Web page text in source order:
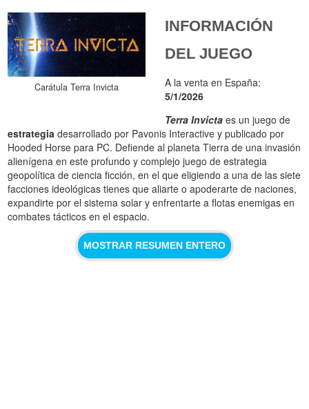
Carátula Terra Invicta
INFORMACIÓN
DEL JUEGO
A la venta en España:
5/1/2026
Terra Invicta es un juego de
estrategia desarrollado por Pavonis Interactive y publicado por
Hooded Horse para PC. Defiende al planeta Tierra de una invasión
alienígena en este profundo y complejo juego de estrategia
geopolítica de ciencia ficción, en el que eligiendo a una de las siete
facciones ideológicas tienes que aliarte o apoderarte de naciones,
expandirte por el sistema solar y enfrentarte a flotas enemigas en
combates tácticos en el espacio.
MOSTRAR RESUMEN ENTERO